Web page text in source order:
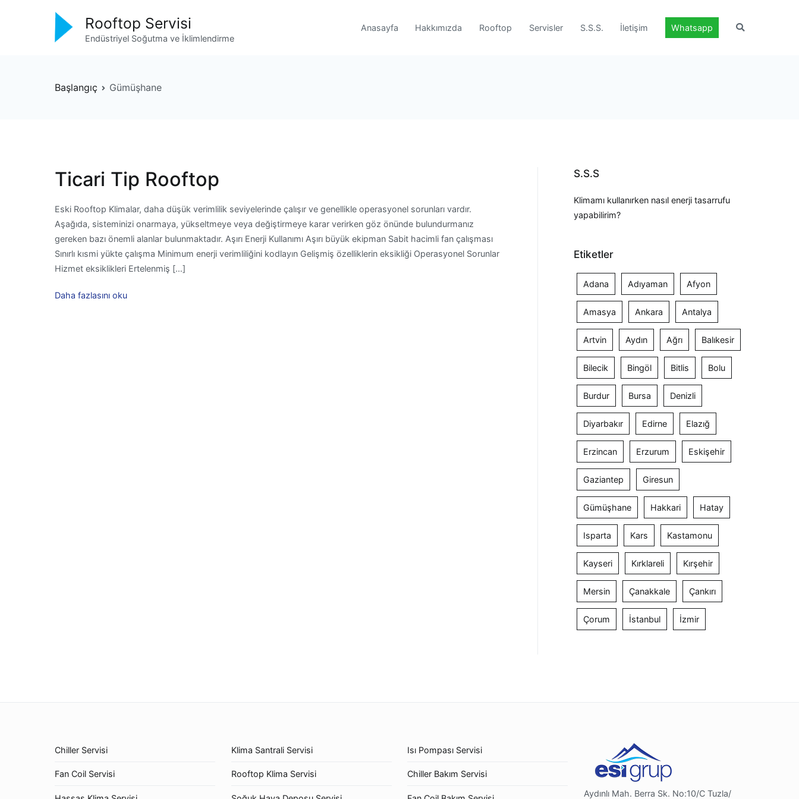
Rooftop Servisi
Endüstriyel Soğutma ve İklimlendirme
Anasayfa Hakkımızda Rooftop Servisler S.S.S. İletişim Whatsapp
Başlangıç Gümüşhane
Ticari Tip Rooftop
Eski Rooftop Klimalar, daha düşük verimlilik seviyelerinde çalışır ve genellikle operasyonel sorunları vardır.
Aşağıda, sisteminizi onarmaya, yükseltmeye veya değiştirmeye karar verirken göz önünde bulundurmanız
gereken bazı önemli alanlar bulunmaktadır. Aşırı Enerji Kullanımı Aşırı büyük ekipman Sabit hacimli fan çalışması
Sınırlı kısmi yükte çalışma Minimum enerji verimliliğini kodlayın Gelişmiş özelliklerin eksikliği Operasyonel Sorunlar
Hizmet eksiklikleri Ertelenmiş […]
Daha fazlasını oku
S.S.S
Klimamı kullanırken nasıl enerji tasarrufu
yapabilirim?
Etiketler
Adana Adıyaman Afyon
Amasya Ankara Antalya
Artvin Aydın Ağrı Balıkesir
Bilecik Bingöl Bitlis Bolu
Burdur Bursa Denizli
Diyarbakır Edirne Elazığ
Erzincan Erzurum Eskişehir
Gaziantep Giresun
Gümüşhane Hakkari Hatay
Isparta Kars Kastamonu
Kayseri Kırklareli Kırşehir
Mersin Çanakkale Çankırı
Çorum İstanbul İzmir
Chiller Servisi
Fan Coil Servisi
Klima Santrali Servisi
Rooftop Klima Servisi
Isı Pompası Servisi
Chiller Bakım Servisi
Aydınlı Mah. Berra Sk. No:10/C Tuzla/